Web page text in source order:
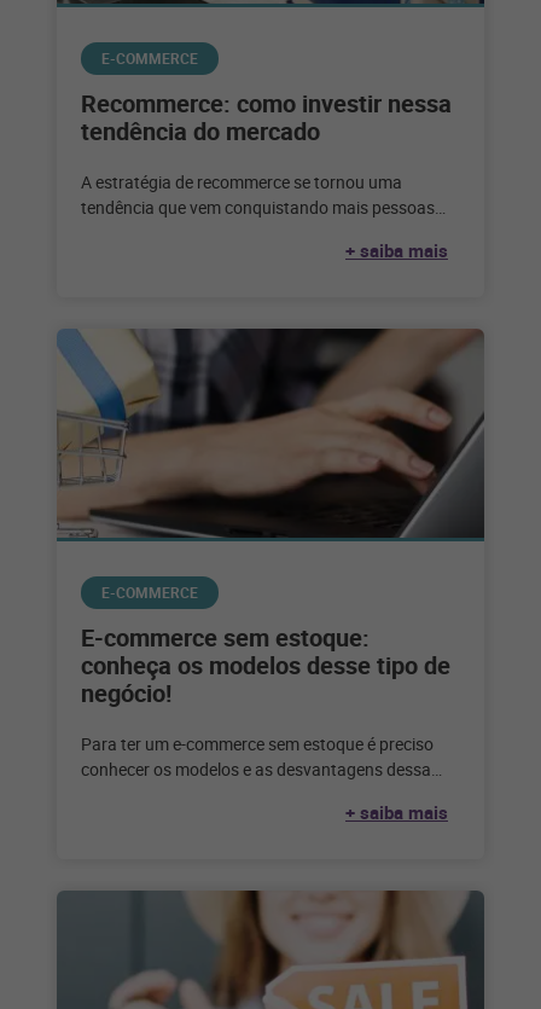
E-COMMERCE
Recommerce: como investir nessa
tendência do mercado
A estratégia de recommerce se tornou uma
tendência que vem conquistando mais pessoas
+ saiba mais
E-COMMERCE
E-commerce sem estoque:
conheça os modelos desse tipo de
negócio!
Para ter um e-commerce sem estoque é preciso
conhecer os modelos e as desvantagens dessa
+ saiba mais